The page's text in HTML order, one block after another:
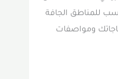
للمناطق الجافة
ومواصفات